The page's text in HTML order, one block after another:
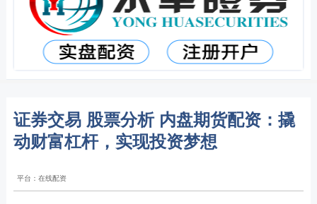
证券交易 股票分析 内盘期货配资：撬
动财富杠杆，实现投资梦想
平台：在线配资